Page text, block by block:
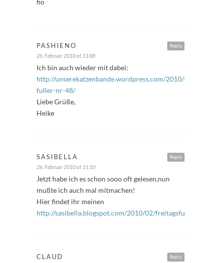
fio
Reply
PASHIENO
26. Februar 2010 at 11:08
Ich bin auch wieder mit dabei:
http://unserekatzenbande.wordpress.com/2010/02/26/
fuller-nr-48/
Liebe Grüße,
Heike
Reply
SASIBELLA
26. Februar 2010 at 11:10
Jetzt habe ich es schon sooo oft gelesen,nun
mußte ich auch mal mitmachen!
Hier findet ihr meinen
http://sasibella.blogspot.com/2010/02/freitagsfuller.html
Reply
CLAUD